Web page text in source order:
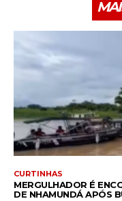
CURTINHAS
MERGULHADOR É
DE NHAMUNDÁ APÓS